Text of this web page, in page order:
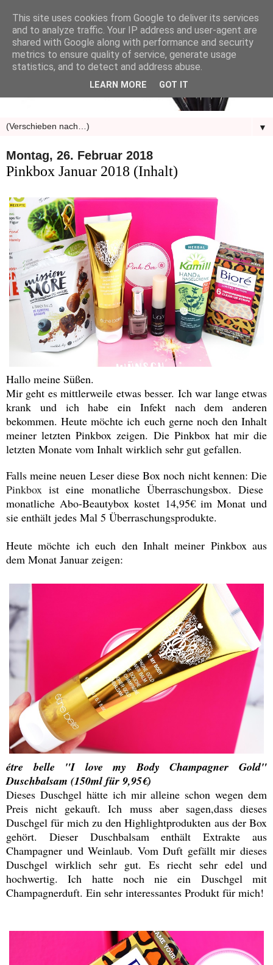
▼
Montag, 26. Februar 2018
Pinkbox Januar 2018 (Inhalt)
Hallo meine Süßen.
Mir geht es mittlerweile etwas besser. Ich war lange etwas
krank und ich habe ein Infekt nach dem anderen
bekommen. Heute möchte ich euch gerne noch den Inhalt
meiner letzten Pinkbox zeigen. Die Pinkbox hat mir die
letzten Monate vom Inhalt wirklich sehr gut gefallen.
Falls meine neuen Leser diese Box noch nicht kennen: Die
Pinkbox ist eine monatliche Überraschungsbox. Diese
monatliche Abo-Beautybox kostet 14,95€ im Monat und
sie enthält jedes Mal 5 Überraschungsprodukte.
Heute möchte ich euch den Inhalt meiner Pinkbox aus
dem Monat Januar zeigen:
étre belle "I love my Body Champagner Gold"
Duschbalsam (150ml für 9,95€)
Dieses Duschgel hätte ich mir alleine schon wegen dem
Preis nicht gekauft. Ich muss aber sagen,dass dieses
Duschgel für mich zu den Highlightprodukten aus der Box
gehört. Dieser Duschbalsam enthält Extrakte aus
Champagner und Weinlaub. Vom Duft gefällt mir dieses
Duschgel wirklich sehr gut. Es riecht sehr edel und
hochwertig. Ich hatte noch nie ein Duschgel mit
Champagnerduft. Ein sehr interessantes Produkt für mich!
This site uses cookies from Google to deliver its services
and to analyze traffic. Your IP address and user-agent are
shared with Google along with performance and security
metrics to ensure quality of service, generate usage
statistics, and to detect and address abuse.
LEARN MORE GOT IT